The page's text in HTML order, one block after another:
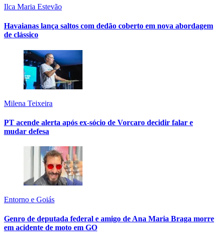
Ilca Maria Estevão
Havaianas lança saltos com dedão coberto em nova abordagem
de clássico
Milena Teixeira
PT acende alerta após ex-sócio de Vorcaro decidir falar e
mudar defesa
Entorno e Goiás
Genro de deputada federal e amigo de Ana Maria Braga morre
em acidente de moto em GO